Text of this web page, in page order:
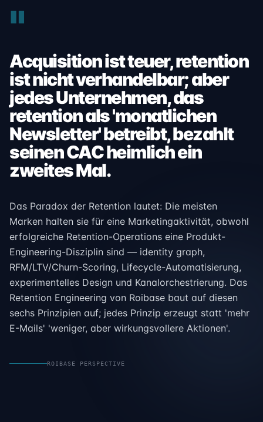
"
Acquisition ist teuer, retention
ist nicht verhandelbar; aber
jedes Unternehmen, das
retention als 'monatlichen
Newsletter' betreibt, bezahlt
seinen CAC heimlich ein
zweites Mal.
Das Paradox der Retention lautet: Die meisten
Marken halten sie für eine Marketingaktivität, obwohl
erfolgreiche Retention-Operations eine Produkt-
Engineering-Disziplin sind — identity graph,
RFM/LTV/Churn-Scoring, Lifecycle-Automatisierung,
experimentelles Design und Kanalorchestrierung. Das
Retention Engineering von Roibase baut auf diesen
sechs Prinzipien auf; jedes Prinzip erzeugt statt 'mehr
E-Mails' 'weniger, aber wirkungsvollere Aktionen'.
ROIBASE PERSPECTIVE